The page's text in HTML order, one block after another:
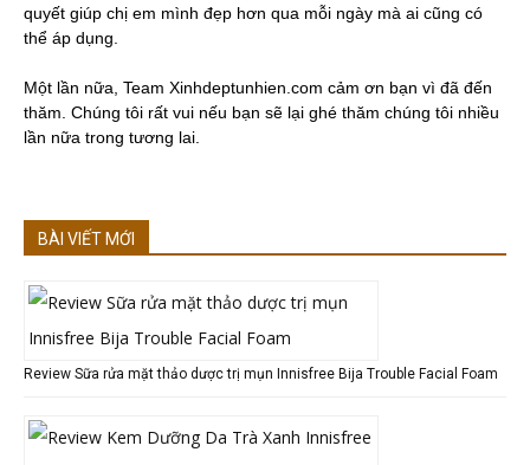
quyết giúp chị em mình đẹp hơn qua mỗi ngày mà ai cũng có
thể áp dụng.
Một lần nữa, Team Xinhdeptunhien.com cảm ơn bạn vì đã đến
thăm. Chúng tôi rất vui nếu bạn sẽ lại ghé thăm chúng tôi nhiều
lần nữa trong tương lai.
BÀI VIẾT MỚI
Review Sữa rửa mặt thảo dược trị mụn Innisfree Bija Trouble Facial Foam